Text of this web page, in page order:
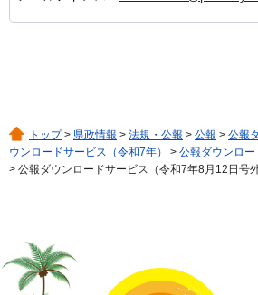
トップ> 県政情報 > 法規・公報 > 公報 > 公報
ウンロードサービス（令和7年）
> 公報ダウンロー
> 公報ダウンロードサービス（令和7年8月12日号